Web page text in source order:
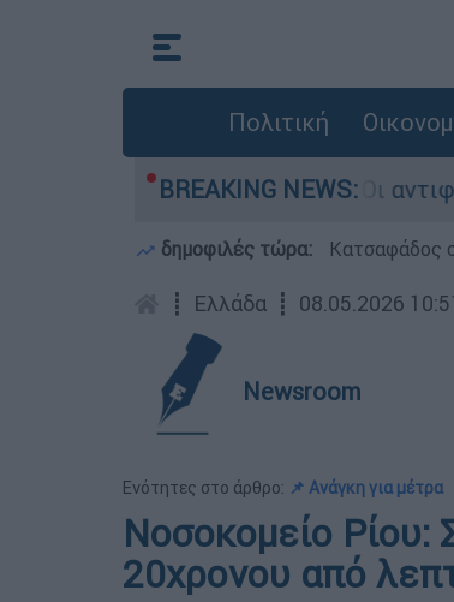
Πολιτική
BREAKING NEWS:
στην Κυψέλη: Οι αντιφάσεις
δημοφιλές τώρα: Κατσαφάδος
┋ Ελλάδα ┋ 08.05.2026
Newsroom
Ενότητες στο άρθρο: 📌 Ανάγκη για μέτρα
Νοσοκομείο Ρίου:
20χρονου από